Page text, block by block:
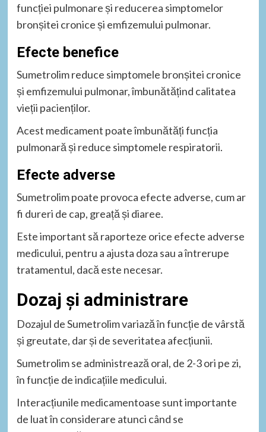
funcției pulmonare și reducerea simptomelor
bronșitei cronice și emfizemului pulmonar.
Efecte benefice
Sumetrolim reduce simptomele bronșitei cronice
și emfizemului pulmonar, îmbunătățind calitatea
vieții pacienților.
Acest medicament poate îmbunătăți funcția
pulmonară și reduce simptomele respiratorii.
Efecte adverse
Sumetrolim poate provoca efecte adverse, cum ar
fi dureri de cap, greață și diaree.
Este important să raporteze orice efecte adverse
medicului, pentru a ajusta doza sau a întrerupe
tratamentul, dacă este necesar.
Dozaj și administrare
Dozajul de Sumetrolim variază în funcție de vârstă
și greutate, dar și de severitatea afecțiunii.
Sumetrolim se administrează oral, de 2-3 ori pe zi,
în funcție de indicațiile medicului.
Interacțiunile medicamentoase sunt importante
de luat în considerare atunci când se